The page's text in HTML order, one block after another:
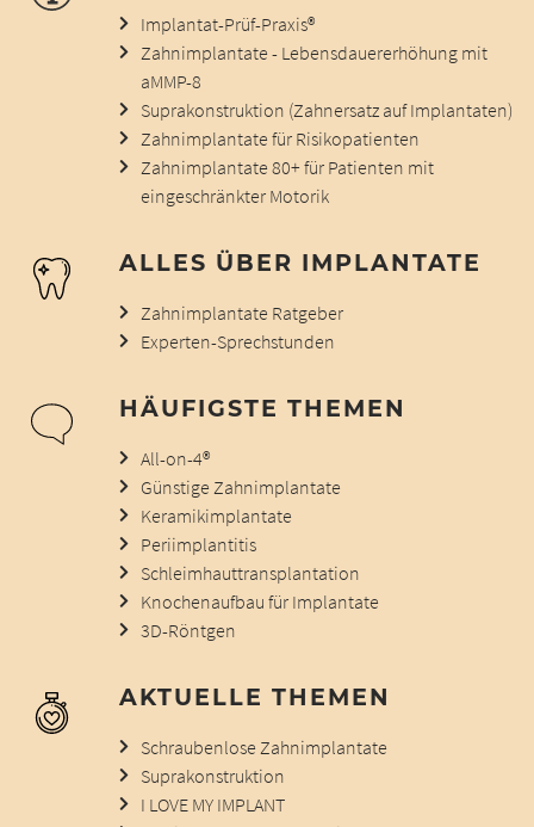
Implantat-Prüf-Praxis®
Zahnimplantate - Lebensdauererhöhung mit
aMMP-8
Suprakonstruktion (Zahnersatz auf Implantaten)
Zahnimplantate für Risikopatienten
Zahnimplantate 80+ für Patienten mit
eingeschränkter Motorik
ALLES ÜBER IMPLANTATE
Zahnimplantate Ratgeber
Experten-Sprechstunden
HÄUFIGSTE THEMEN
All-on-4®
Günstige Zahnimplantate
Keramikimplantate
Periimplantitis
Schleimhauttransplantation
Knochenaufbau für Implantate
3D-Röntgen
AKTUELLE THEMEN
Schraubenlose Zahnimplantate
Suprakonstruktion
I LOVE MY IMPLANT